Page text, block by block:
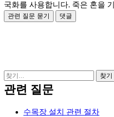
국화를 사용합니다. 죽은 혼을
관련 질문
수목장 설치 관련 절차